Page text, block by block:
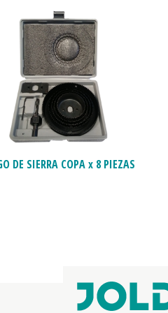
DE SIERRA COPA x 8 PIEZAS